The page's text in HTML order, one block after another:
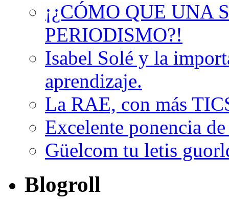
¡¿CÓMO QUE UNA
PERIODISMO?!
Isabel Solé y la
aprendizaje.
La RAE, con más
Excelente ponencia
Güelcom tu letis
Blogroll